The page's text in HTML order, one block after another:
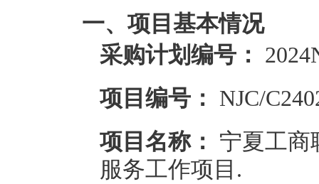
一、项目基本情况
采购计划编号：
项目编号：
NJC/
项目名称：
宁夏工商
服务工作项目.